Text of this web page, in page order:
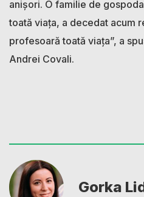
anișori. O familie de
toată viața, a decedat acum
profesoară toată viața”, a
Andrei Covali.
Gorka